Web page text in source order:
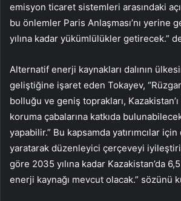
emisyon ticaret sistemleri arasındaki
bu önlemler Paris Anlaşması’nı yerine
yılına kadar yükümlülükler getirecek.”
Alternatif enerji kaynakları dalının
geliştiğine işaret eden Tokayev,
bolluğu ve geniş toprakları,
koruma çabalarına katkıda
yapabilir.” Bu kapsamda yatırımcılar
yaratarak düzenleyici çerçeveyi
göre 2035 yılına kadar Kazakistan’da
enerji kaynağı mevcut olacak.” sözünü